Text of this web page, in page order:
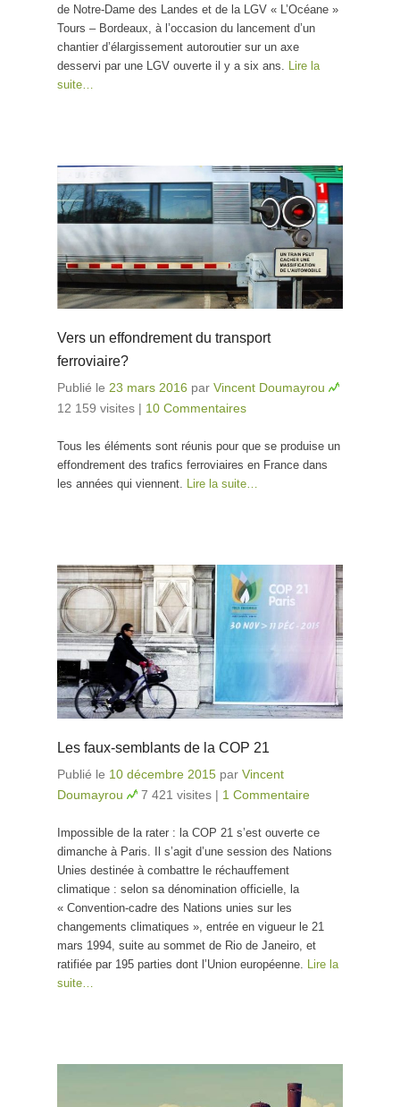
de Notre-Dame des Landes et de la LGV « L’Océane »
Tours – Bordeaux, à l’occasion du lancement d’un
chantier d’élargissement autoroutier sur un axe
desservi par une LGV ouverte il y a six ans. Lire la
suite…
Vers un effondrement du transport
ferroviaire?
Publié le 23 mars 2016 par Vincent Doumayrou
12 159 visites | 10 Commentaires
Tous les éléments sont réunis pour que se produise un
effondrement des trafics ferroviaires en France dans
les années qui viennent. Lire la suite…
Les faux-semblants de la COP 21
Publié le 10 décembre 2015 par Vincent
Doumayrou
7 421 visites | 1 Commentaire
Impossible de la rater : la COP 21 s’est ouverte ce
dimanche à Paris. Il s’agit d’une session des Nations
Unies destinée à combattre le réchauffement
climatique : selon sa dénomination officielle, la
« Convention-cadre des Nations unies sur les
changements climatiques », entrée en vigueur le 21
mars 1994, suite au sommet de Rio de Janeiro, et
ratifiée par 195 parties dont l’Union européenne. Lire la
suite…